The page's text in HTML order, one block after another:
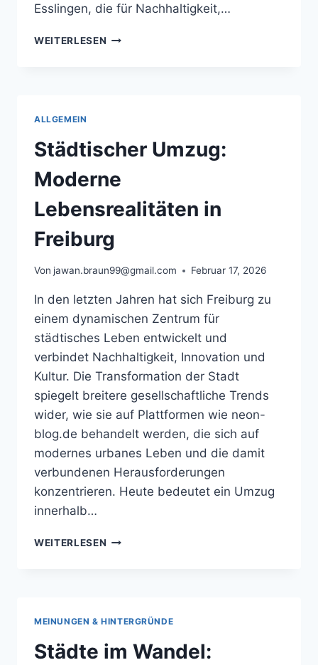
Esslingen, die für Nachhaltigkeit,…
WEITERLESEN WIE
FOKUS
ESSLINGEN
ALLGEMEIN
Städtischer Umzug:
Moderne
Lebensrealitäten in
Freiburg
Von jawan.braun99@gmail.com Februar 17, 2026
In den letzten Jahren hat sich Freiburg zu
einem dynamischen Zentrum für
städtisches Leben entwickelt und
verbindet Nachhaltigkeit, Innovation und
Kultur. Die Transformation der Stadt
spiegelt breitere gesellschaftliche Trends
wider, wie sie auf Plattformen wie neon-
blog.de behandelt werden, die sich auf
modernes urbanes Leben und die damit
verbundenen Herausforderungen
konzentrieren. Heute bedeutet ein Umzug
innerhalb…
WEITERLESEN STÄDTISCHER
FREIBURG
MEINUNGEN & HINTERGRÜNDE
Städte im Wandel: